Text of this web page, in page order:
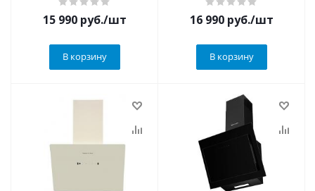
15 990 руб./шт
В корзину
16 990 руб./шт
В корзину